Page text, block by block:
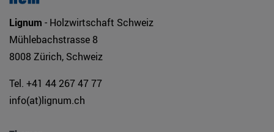
Lignum - Holzwirtschaft Schweiz
Mühlebachstrasse 8
8008 Zürich, Schweiz
Tel. +41 44 267 47 77
info(at)lignum.ch